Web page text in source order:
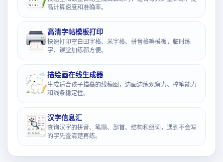
高计算速度和准确率。
高清字帖模板打印
快速打印空白田字格、米字格、拼音格等模板，临时练
字、课堂加练都方便。
描绘画在线生成器
生成适合孩子描摹的线稿图，边画边练观察力、控笔能力
和线条稳定性。
汉字信息汇
查询汉字的拼音、笔顺、部首、结构和组词，遇到不会写
的字先查清楚再练。